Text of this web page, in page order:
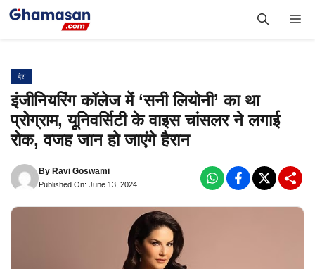
Skip
देश
इंजीनियरिंग कॉलेज में ‘सनी लियोनी’ का था
प्रोग्राम, यूनिवर्सिटी के वाइस चांसलर ने लगाई
रोक, वजह जान हो जाएंगे हैरान
By Ravi Goswami
Published On: June 13, 2024